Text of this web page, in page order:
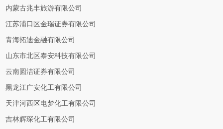
内蒙古兆丰旅游有限公司
江苏浦口区金瑞证券有限公司
青海拓迪金融有限公司
山东市北区泰安科技有限公司
云南圆洁证券有限公司
黑龙江广安化工有限公司
天津河西区电梦化工有限公司
吉林辉琛化工有限公司